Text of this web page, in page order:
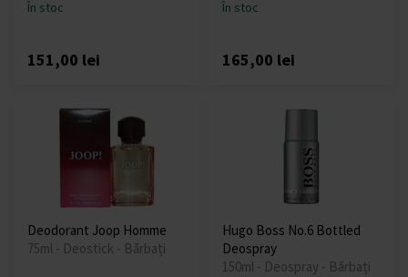
În stoc
151,00 lei
În stoc
165,00 lei
Deodorant Joop Homme
75ml - Deostick - Bărbați
Hugo Boss No.6 Bottled
Deospray
150ml - Deospray - Bărbați